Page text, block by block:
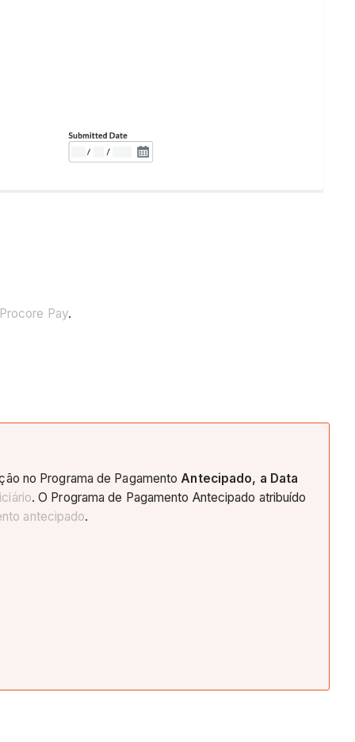
Pay.
no Programa de PagamentoAntecipado, a Data
. O Programa de Pagamento Antecipado atribuído
antecipado.